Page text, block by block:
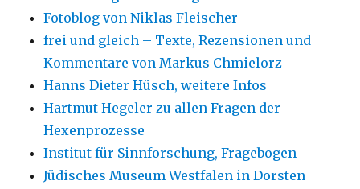
Fotoblog von Niklas Fleischer
frei und gleich – Texte, Rezensionen und
Kommentare von Markus Chmielorz
Hanns Dieter Hüsch, weitere Infos
Hartmut Hegeler zu allen Fragen der
Hexenprozesse
Institut für Sinnforschung, Fragebogen
Jüdisches Museum Westfalen in Dorsten